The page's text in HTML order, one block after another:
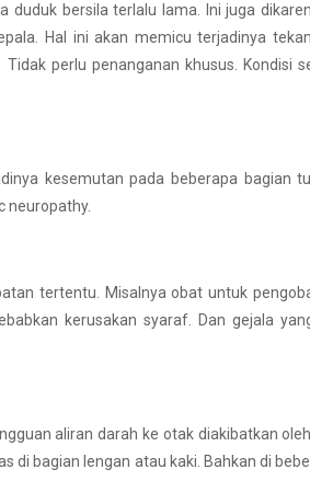
bersila terlalu lama. Ini juga
Hal ini akan memicu terjadinya
perlu penanganan khusus. Kondisi
kesemutan pada beberapa bagian
neuropathy.
tertentu. Misalnya obat untuk
kerusakan syaraf. Dan gejala
aliran darah ke otak diakibatkan
di bagian lengan atau kaki. Bahkan di